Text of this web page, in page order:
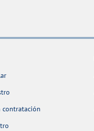
contratación